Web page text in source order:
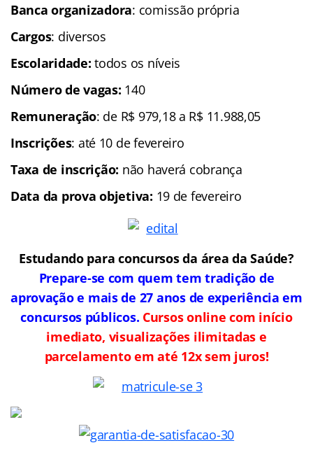
Banca organizadora: comissão própria
Cargos: diversos
Escolaridade:todos os níveis
Número de vagas: 140
Remuneração: de R$ 979,18 a R$ 11.988,05
Inscrições: até 10 de fevereiro
Taxa de inscrição: não haverá cobrança
Data da prova objetiva: 19 de fevereiro
Estudando para concursos da área da Saúde?
Prepare-se com quem tem tradição de
aprovação e mais de 27 anos de experiência em
concursos públicos. Cursos online com início
imediato, visualizações ilimitadas e
parcelamento em até 12x sem juros!